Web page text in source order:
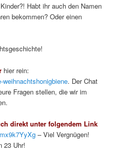
Habt ihr auch den Namen
bekommen? Oder einen
hier rein:
. Der Chat
Fragen stellen, die wir im
direkt unter folgendem Link
– Viel Vergnügen!
23 Uhr!